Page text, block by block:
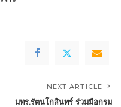
NEXT ARTICLE
มทร.รัตนโกสินทร์ ร่วมมือกรม